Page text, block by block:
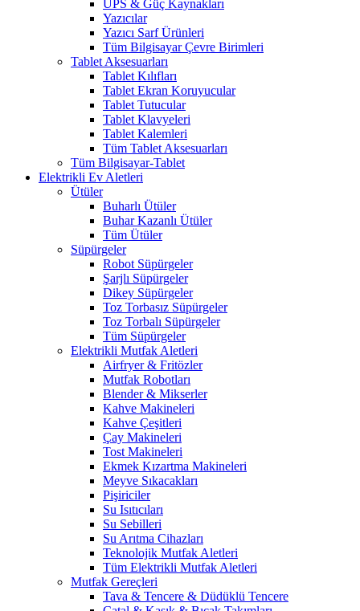
UPS & Güç Kaynakları
Yazıcılar
Yazıcı Sarf Ürünleri
Tüm Bilgisayar Çevre Birimleri
Tablet Aksesuarları
Tablet Kılıfları
Tablet Ekran Koruyucular
Tablet Tutucular
Tablet Klavyeleri
Tablet Kalemleri
Tüm Tablet Aksesuarları
Tüm Bilgisayar-Tablet
Elektrikli Ev Aletleri
Ütüler
Buharlı Ütüler
Buhar Kazanlı Ütüler
Tüm Ütüler
Süpürgeler
Robot Süpürgeler
Şarjlı Süpürgeler
Dikey Süpürgeler
Toz Torbasız Süpürgeler
Toz Torbalı Süpürgeler
Tüm Süpürgeler
Elektrikli Mutfak Aletleri
Airfryer & Fritözler
Mutfak Robotları
Blender & Mikserler
Kahve Makineleri
Kahve Çeşitleri
Çay Makineleri
Tost Makineleri
Ekmek Kızartma Makineleri
Meyve Sıkacakları
Pişiriciler
Su Isıtıcıları
Su Sebilleri
Su Arıtma Cihazları
Teknolojik Mutfak Aletleri
Tüm Elektrikli Mutfak Aletleri
Mutfak Gereçleri
Tava & Tencere & Düdüklü Tencere